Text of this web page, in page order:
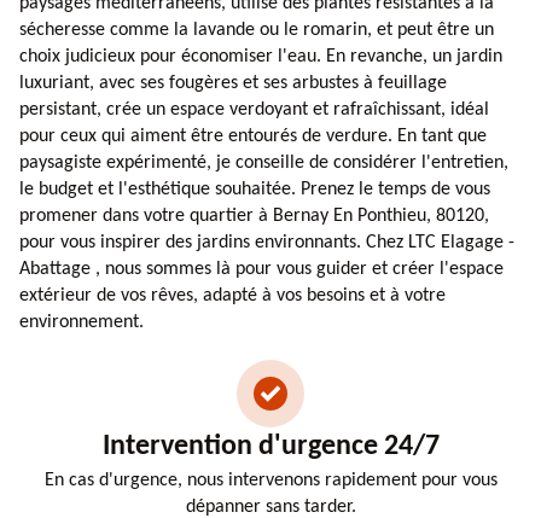
sécheresse comme la lavande ou le romarin, et peut être un
choix judicieux pour économiser l'eau. En revanche, un jardin
luxuriant, avec ses fougères et ses arbustes à feuillage
persistant, crée un espace verdoyant et rafraîchissant, idéal
pour ceux qui aiment être entourés de verdure. En tant que
paysagiste expérimenté, je conseille de considérer l'entretien,
le budget et l'esthétique souhaitée. Prenez le temps de vous
promener dans votre quartier à Bernay En Ponthieu, 80120,
pour vous inspirer des jardins environnants. Chez LTC Elagage -
Abattage , nous sommes là pour vous guider et créer l'espace
extérieur de vos rêves, adapté à vos besoins et à votre
environnement.
Intervention d'urgence 24/7
En cas d'urgence, nous intervenons rapidement pour vous
dépanner sans tarder.